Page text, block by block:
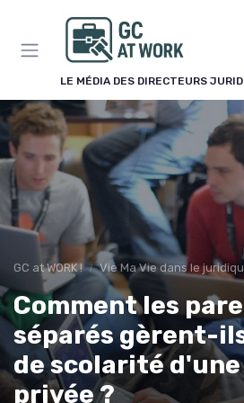
LE MÉDIA DES DIRECTEURS
GC at WORK ! Vie Ma Vie dans le
Comment les
séparés gèrent-
de scolarité
privée ?